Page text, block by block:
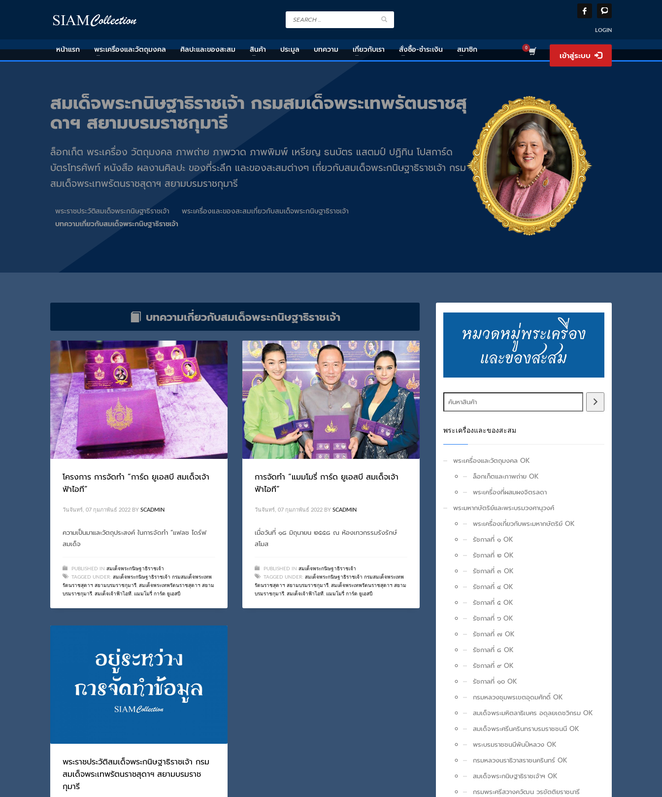
LOGIN
หน้าแรก พระเครื่องและวัตถุมงคล ศิลปะและของสะสม สินค้า ประมูล บทความ เกี่ยวกับเรา สั่งซื้อ-ชำระเงิน สมาชิก
เข้าสู่ระบบ
สมเด็จพระกนิษฐาธิราชเจ้า กรมสมเด็จพระเทพรัตนราชสุ
ดาฯ สยามบรมราชกุมารี
ล็อกเก็ต พระเครื่อง วัตถุมงคล ภาพถ่าย ภาพวาด ภาพพิมพ์ เหรียญ ธนบัตร แสตมป์ ปฏิทิน โปสการ์ด
บัตรโทรศัพท์ หนังสือ ผลงานศิลปะ ของที่ระลึก และของสะสมต่างๆ เกี่ยวกับสมเด็จพระกนิษฐาธิราชเจ้า กรม
สมเด็จพระเทพรัตนราชสุดาฯ สยามบรมราชกุมารี
พระราชประวัติสมเด็จพระกนิษฐาธิราชเจ้า
พระเครื่องและของสะสมเกี่ยวกับสมเด็จพระกนิษฐาธิราชเจ้า
บทความเกี่ยวกับสมเด็จพระกนิษฐาธิราชเจ้า
บทความเกี่ยวกับสมเด็จพระกนิษฐาธิราชเจ้า
โครงการ การจัดทำ “การ์ด ยูเอสบี สมเด็จเจ้า
ฟ้าไอที”
วันจันทร์, 07 กุมภาพันธ์ 2022 BY SCADMIN
ความเป็นมาและวัตถุประสงค์ ในการจัดทำ “แฟลช ไดร์ฟ
สมเด็จ
PUBLISHED IN สมเด็จพระกนิษฐาธิราชเจ้า
TAGGED UNDER: สมเด็จพระกนิษฐาธิราชเจ้า กรมสมเด็จพระเทพ
รัตนราชสุดาฯ สยามบรมราชกุมารี สมเด็จพระเทพรัตนราชสุดาฯ สยาม
บรมราชกุมารี สมเด็จเจ้าฟ้าไอที แมมโมรี่ การ์ด ยูเอสบี
การจัดทำ “แมมโมรี่ การ์ด ยูเอสบี สมเด็จเจ้า
ฟ้าไอที”
วันจันทร์, 07 กุมภาพันธ์ 2022 BY SCADMIN
เมื่อวันที่ ๑๘ มิถุนายน ๒๕๕๘ ณ ห้องเทวกรรมรังรักษ์
สโมส
PUBLISHED IN สมเด็จพระกนิษฐาธิราชเจ้า
TAGGED UNDER: สมเด็จพระกนิษฐาธิราชเจ้า กรมสมเด็จพระเทพ
รัตนราชสุดาฯ สยามบรมราชกุมารี สมเด็จพระเทพรัตนราชสุดาฯ สยาม
บรมราชกุมารี สมเด็จเจ้าฟ้าไอที แมมโมรี่ การ์ด ยูเอสบี
พระราชประวัติสมเด็จพระกนิษฐาธิราชเจ้า กรม
สมเด็จพระเทพรัตนราชสุดาฯ สยามบรมราช
กุมารี
พระเครื่องและของสะสม
พระเครื่องและวัตถุมงคล OK
ล็อกเก็ตและภาพถ่าย OK
พระเครื่องที่ผสมผงจิตรลดา
พระมหากษัตริย์และพระบรมวงศานุวงศ์
พระเครื่องเกี่ยวกับพระมหากษัตริย์ OK
รัชกาลที่ ๑ OK
รัชกาลที่ ๒ OK
รัชกาลที่ ๓ OK
รัชกาลที่ ๔ OK
รัชกาลที่ ๕ OK
รัชกาลที่ ๖ OK
รัชกาลที่ ๗ OK
รัชกาลที่ ๘ OK
รัชกาลที่ ๙ OK
รัชกาลที่ ๑๐ OK
กรมหลวงชุมพรเขตอุดมศักดิ์ OK
สมเด็จพระมหิตลาธิเบศร อดุลยเดชวิกรม OK
สมเด็จพระศรีนครินทราบรมราชชนนี OK
พระบรมราชชนนีพันปีหลวง OK
กรมหลวงนราธิวาสราชนครินทร์ OK
สมเด็จพระกนิษฐาธิราชเจ้าฯ OK
กรมพระศรีสวางควัฒน วรขัตติยราชนารี